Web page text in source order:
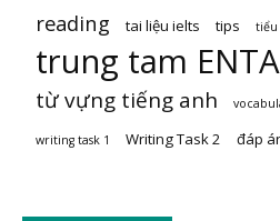
reading tai liệu ielts tips tiểu
trung tam ENTA
từ vựng tiếng anh
writing task 1 Writing Task 2 đáp